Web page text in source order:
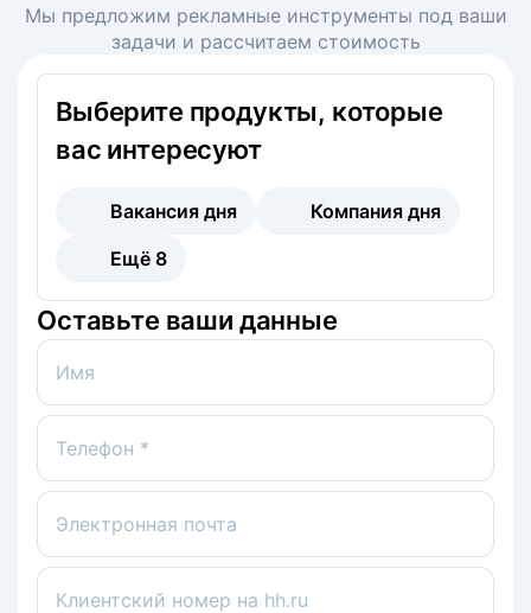
Мы предложим рекламные инструменты под ваши
задачи и рассчитаем стоимость
Выберите продукты, которые
вас интересуют
Вакансия дня
Компания дня
Ещё 8
Оставьте ваши данные
Имя
Телефон *
Электронная почта
Клиентский номер на hh.ru